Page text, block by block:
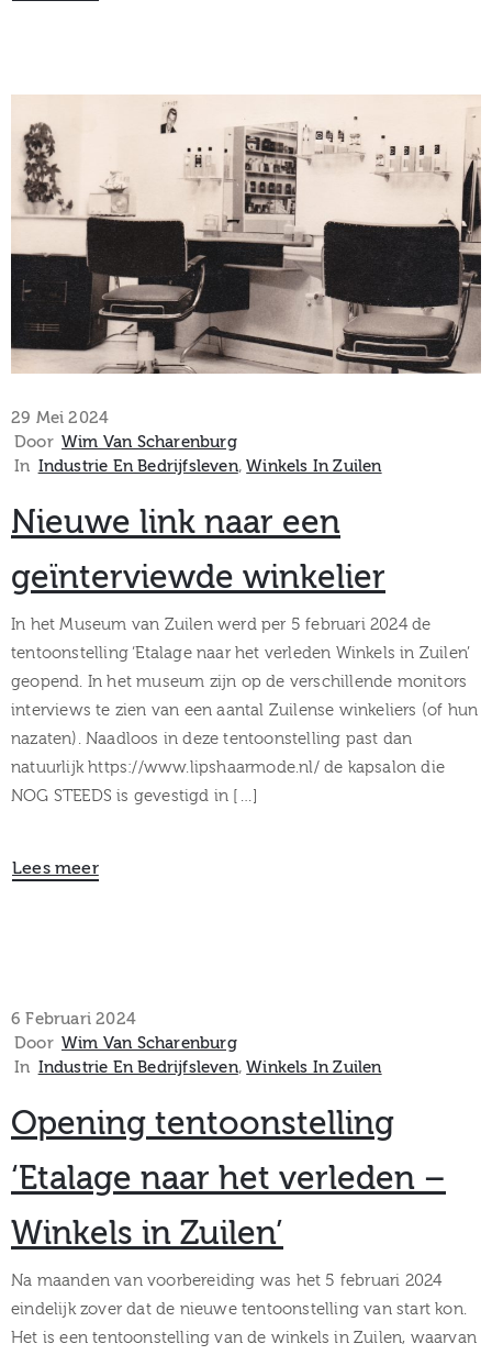
29 Mei 2024
Door Wim Van Scharenburg
In Industrie En Bedrijfsleven‚Winkels In Zuilen
Nieuwe link naar een
geïnterviewde winkelier
In het Museum van Zuilen werd per 5 februari 2024 de
tentoonstelling ‘Etalage naar het verleden Winkels in Zuilen’
geopend. In het museum zijn op de verschillende monitors
interviews te zien van een aantal Zuilense winkeliers (of hun
nazaten). Naadloos in deze tentoonstelling past dan
natuurlijk https://www.lipshaarmode.nl/ de kapsalon die
NOG STEEDS is gevestigd in […]
Lees meer
6 Februari 2024
Door Wim Van Scharenburg
In Industrie En Bedrijfsleven‚Winkels In Zuilen
Opening tentoonstelling
‘Etalage naar het verleden –
Winkels in Zuilen’
Na maanden van voorbereiding was het 5 februari 2024
eindelijk zover dat de nieuwe tentoonstelling van start kon.
Het is een tentoonstelling van de winkels in Zuilen, waarvan